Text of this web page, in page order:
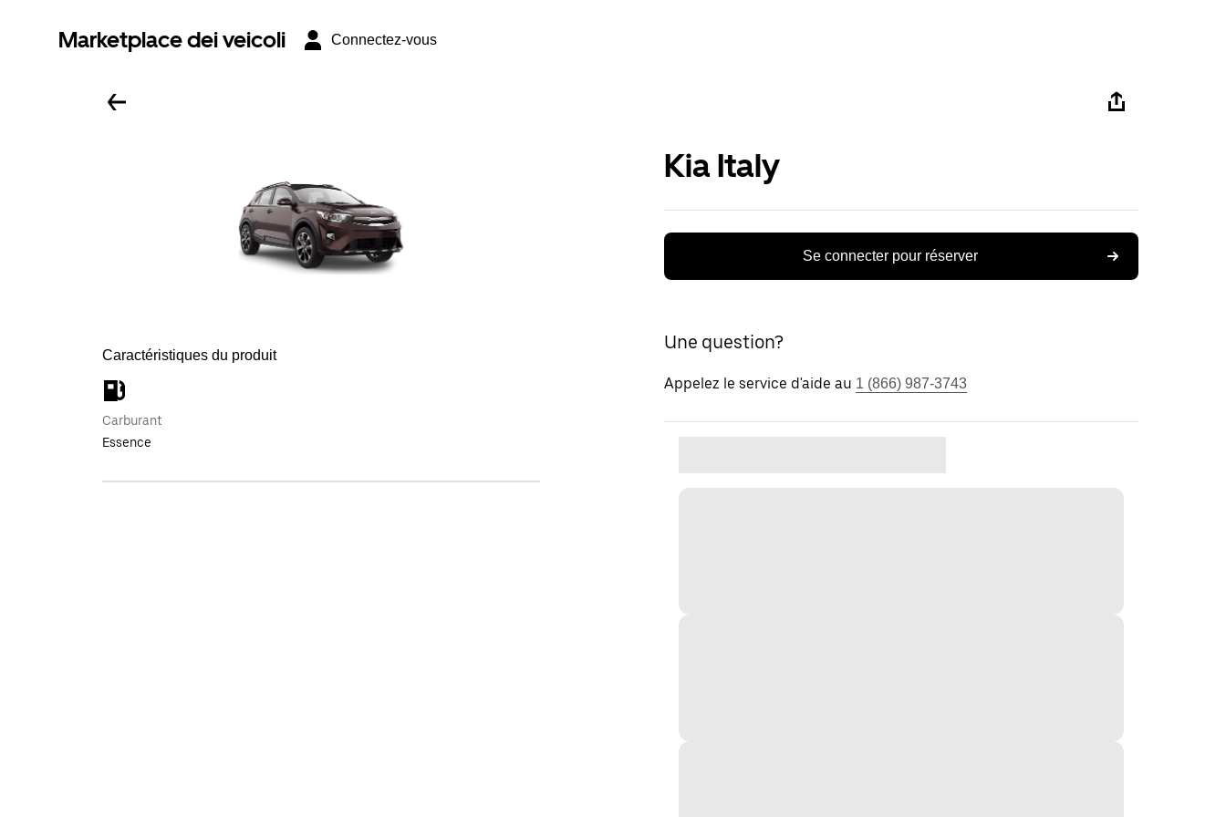
Marketplace dei veicoli Connectez-vous
Caractéristiques du produit
Carburant
Essence
Kia Italy
Se connecter pour réserver
Une question?
Appelez le service d'aide au 1 (866) 987-3743